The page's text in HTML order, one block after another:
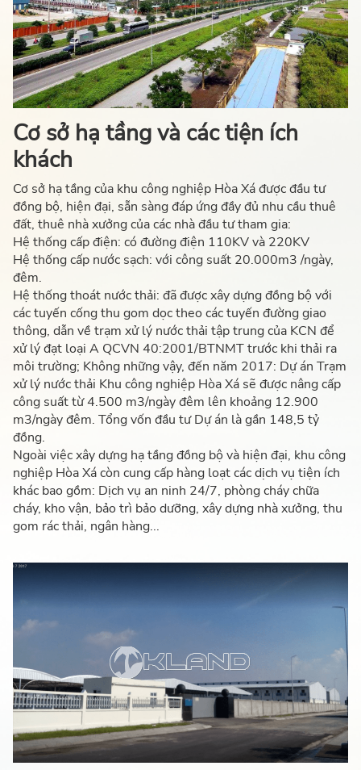
Cơ sở hạ tầng và các tiện ích
khách
Cơ sở hạ tầng của khu công nghiệp Hòa Xá được đầu tư
đồng bộ, hiện đại, sẵn sàng đáp ứng đầy đủ nhu cầu thuê
đất, thuê nhà xưởng của các nhà đầu tư tham gia:
Hệ thống cấp điện: có đường điện 110KV và 220KV
Hệ thống cấp nước sạch: với công suất 20.000m3 /ngày,
đêm.
Hệ thống thoát nước thải: đã được xây dựng đồng bộ với
các tuyến cống thu gom dọc theo các tuyến đường giao
thông, dẫn về trạm xử lý nước thải tập trung của KCN để
xử lý đạt loại A QCVN 40:2001/BTNMT trước khi thải ra
môi trường; Không những vậy, đến năm 2017: Dự án Trạm
xử lý nước thải Khu công nghiệp Hòa Xá sẽ được nâng cấp
công suất từ 4.500 m3/ngày đêm lên khoảng 12.900
m3/ngày đêm. Tổng vốn đầu tư Dự án là gần 148,5 tỷ
đồng.
Ngoài việc xây dựng hạ tầng đồng bộ và hiện đại, khu công
nghiệp Hòa Xá còn cung cấp hàng loạt các dịch vụ tiện ích
khác bao gồm: Dịch vụ an ninh 24/7, phòng cháy chữa
cháy, kho vận, bảo trì bảo dưỡng, xây dựng nhà xưởng, thu
gom rác thải, ngân hàng...